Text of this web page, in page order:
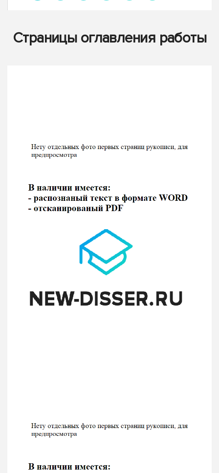
Страницы оглавления работы